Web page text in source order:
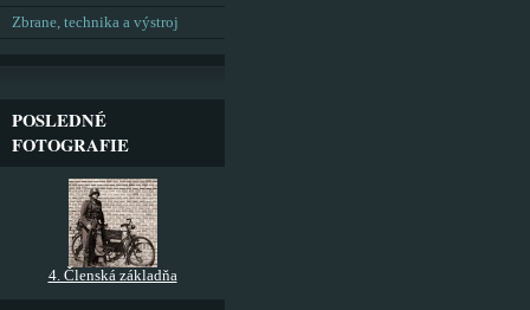
Zbrane, technika a výstroj
POSLEDNÉ
FOTOGRAFIE
4. Členská základňa